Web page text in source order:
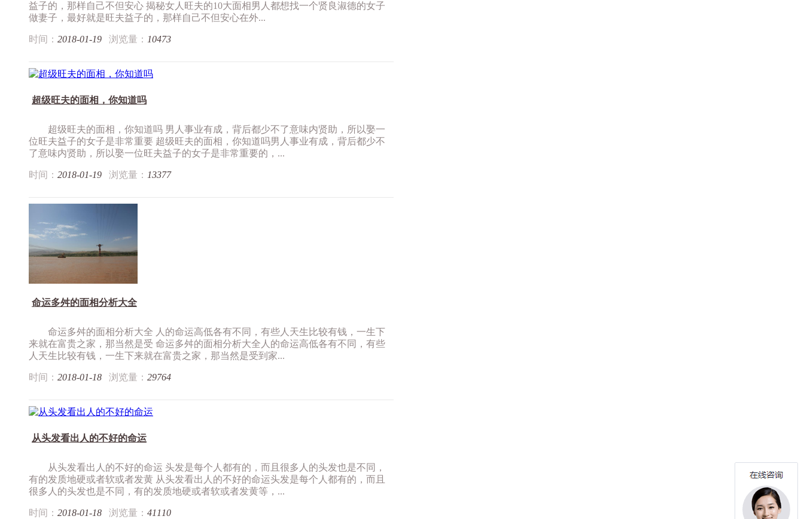
益子的，那样自己不但安心 揭秘女人旺夫的10大面相男人都想找一个贤良淑德的女子
做妻子，最好就是旺夫益子的，那样自己不但安心在外...
时间： 2018-01-19 浏览量： 10473
超级旺夫的面相，你知道吗
超级旺夫的面相，你知道吗 男人事业有成，背后都少不了意味内贤助，所以娶一
位旺夫益子的女子是非常重要 超级旺夫的面相，你知道吗男人事业有成，背后都少不
了意味内贤助，所以娶一位旺夫益子的女子是非常重要的，...
时间： 2018-01-19 浏览量： 13377
命运多舛的面相分析大全
命运多舛的面相分析大全 人的命运高低各有不同，有些人天生比较有钱，一生下
来就在富贵之家，那当然是受 命运多舛的面相分析大全人的命运高低各有不同，有些
人天生比较有钱，一生下来就在富贵之家，那当然是受到家...
时间： 2018-01-18 浏览量： 29764
从头发看出人的不好的命运
从头发看出人的不好的命运 头发是每个人都有的，而且很多人的头发也是不同，
有的发质地硬或者软或者发黄 从头发看出人的不好的命运头发是每个人都有的，而且
很多人的头发也是不同，有的发质地硬或者软或者发黄等，...
时间： 2018-01-18 浏览量： 41110